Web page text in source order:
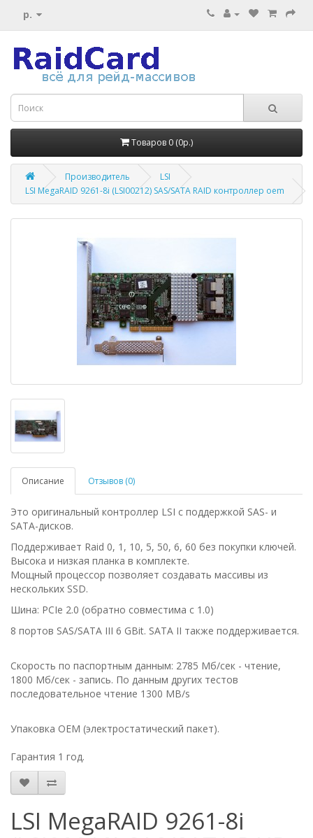
р.
Товаров 0 (0р.)
Производитель
LSI
LSI MegaRAID 9261-8i (LSI00212) SAS/SATA RAID контроллер oem
Описание Отзывов (0)
Это оригинальный контроллер LSI с поддержкой SAS- и
SATA-дисков.
Поддерживает Raid 0, 1, 10, 5, 50, 6, 60 без покупки ключей.
Высока и низкая планка в комплекте.
Мощный процессор позволяет создавать массивы из
нескольких SSD.
Шина: PCIe 2.0 (обратно совместима с 1.0)
8 портов SAS/SATA III 6 GBit. SATA II также поддерживается.
Скорость по паспортным данным: 2785 Мб/сек - чтение,
1800 Мб/сек - запись. По данным других тестов
последовательное чтение 1300 MB/s
Упаковка OEM (электростатический пакет).
Гарантия 1 год.
LSI MegaRAID 9261-8i